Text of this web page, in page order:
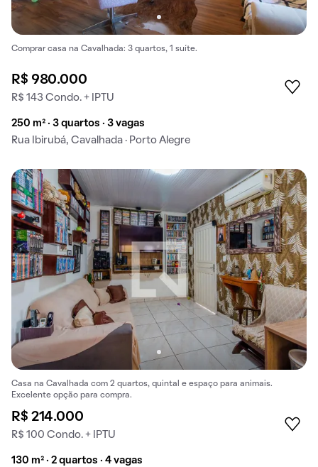
Comprar casa na Cavalhada: 3 quartos, 1 suíte.
R$ 980.000
R$ 143 Condo. + IPTU
250 m² · 3 quartos · 3 vagas
Rua Ibirubá, Cavalhada · Porto Alegre
Casa na Cavalhada com 2 quartos, quintal e espaço para animais.
Excelente opção para compra.
R$ 214.000
R$ 100 Condo. + IPTU
130 m² · 2 quartos · 4 vagas